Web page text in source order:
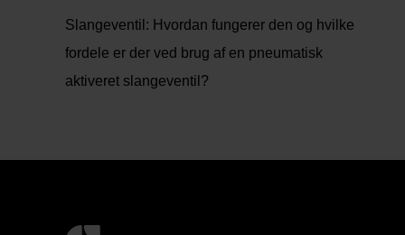
Slangeventil: Hvordan fungerer den og hvilke
fordele er der ved brug af en pneumatisk
aktiveret slangeventil?